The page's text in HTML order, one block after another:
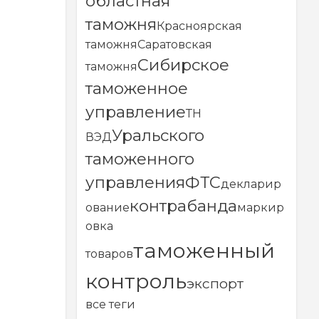
таможняКрасноярская
таможняСаратовская
таможняСибирское
таможенное
управлениеТН
ВЭДУральского
таможенного
управленияФТСдекларир
ованиеконтрабандамаркир
овка
товаровтаможенный
контрольэкспорт
все теги